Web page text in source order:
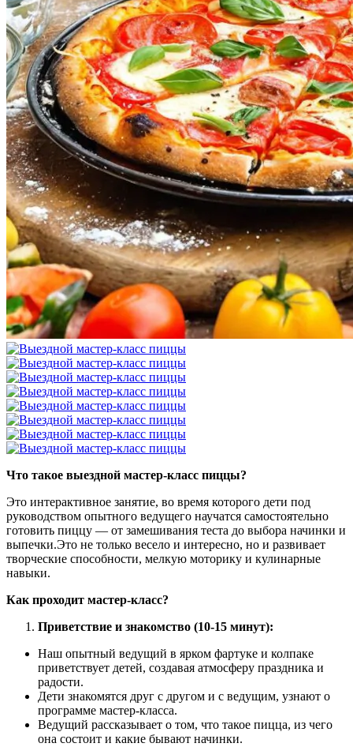
Что такое выездной мастер-класс пиццы?
Это интерактивное занятие, во время которого дети под
руководством опытного ведущего научатся самостоятельно
готовить пиццу — от замешивания теста до выбора начинки и
выпечки.Это не только весело и интересно, но и развивает
творческие способности, мелкую моторику и кулинарные
навыки.
Как проходит мастер-класс?
Приветствие и знакомство (10-15 минут):
Наш опытный ведущий в ярком фартуке и колпаке
приветствует детей, создавая атмосферу праздника и
радости.
Дети знакомятся друг с другом и с ведущим, узнают о
программе мастер-класса.
Ведущий рассказывает о том, что такое пицца, из чего
она состоит и какие бывают начинки.